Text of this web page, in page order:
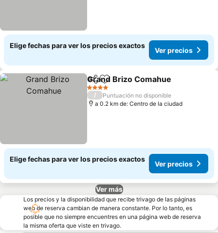
Elige fechas para ver los precios exactos
Ver precios
CompartirAgregar a favoritos
Grand Brizo Comahue
4 Estrellas
/
Puntuación no disponible
a 0.2 km de: Centro de la ciudad
Elige fechas para ver los precios exactos
Ver precios
Ver más
Los precios y la disponibilidad que recibe trivago de las páginas
web de reserva cambian de manera constante. Por lo tanto, es
posible que no siempre encuentres en una página web de reserva
la misma oferta que viste en trivago.